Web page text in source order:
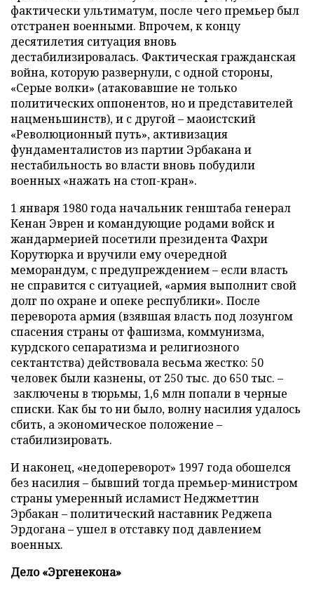
фактически ультиматум, после чего премьер был
отстранен военными. Впрочем, к концу
десятилетия ситуация вновь
дестабилизировалась. Фактическая гражданская
война, которую развернули, с одной стороны,
«Серые волки» (атаковавшие не только
политических оппонентов, но и представителей
нацменьшинств), и с другой – маоистский
«Революционный путь», активизация
фундаменталистов из партии Эрбакана и
нестабильность во власти вновь побудили
военных «нажать на стоп-кран».
1 января 1980 года начальник генштаба генерал
Кенан Эврен и командующие родами войск и
жандармерией посетили президента Фахри
Корутюрка и вручили ему очередной
меморандум, с предупреждением – если власть
не справится с ситуацией, «армия выполнит свой
долг по охране и опеке республики». После
переворота армия (взявшая власть под лозунгом
спасения страны от фашизма, коммунизма,
курдского сепаратизма и религиозного
сектантства) действовала весьма жестко: 50
человек были казнены, от 250 тыс. до 650 тыс. –
заключены в тюрьмы, 1,6 млн попали в черные
списки. Как бы то ни было, волну насилия удалось
сбить, а экономическое положение –
стабилизировать.
И наконец, «недопереворот» 1997 года обошелся
без насилия – бывший тогда премьер-министром
страны умеренный исламист Неджметтин
Эрбакан – политический наставник Реджепа
Эрдогана – ушел в отставку под давлением
военных.
Дело «Эргенекона»